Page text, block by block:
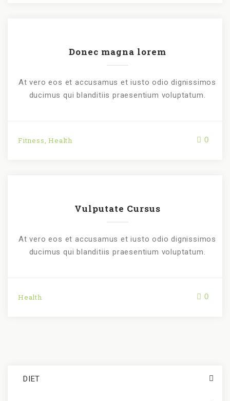
Donec magna lorem
At vero eos et accusamus et iusto odio dignissimos
ducimus qui blanditiis praesentium voluptatum.
Fitness,Health 0
Vulputate Cursus
At vero eos et accusamus et iusto odio dignissimos
ducimus qui blanditiis praesentium voluptatum.
Health 0
DIET